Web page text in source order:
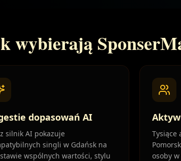
wybierają
dopasowań AI
silnik AI pokazuje
singli w Gdańsk na
wspólnych wartości, stylu
Tysiące
osoby